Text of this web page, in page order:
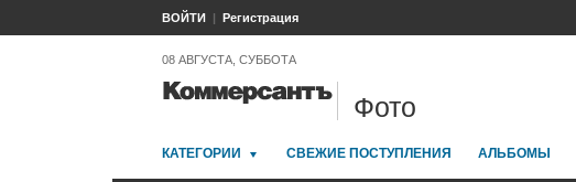
ВОЙТИ Регистрация
08 АВГУСТА, СУББОТА
Фото
КАТЕГОРИИ СВЕЖИЕ ПОСТУПЛЕНИЯ АЛЬБОМЫ